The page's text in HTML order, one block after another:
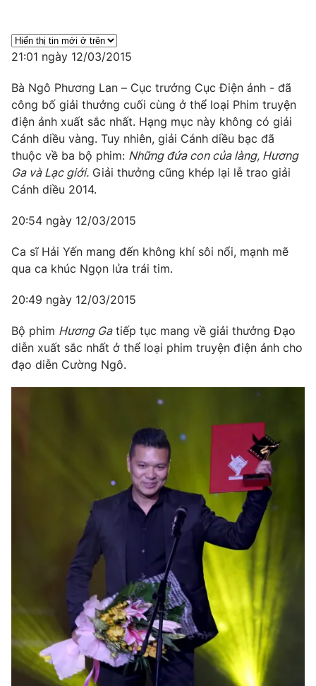
Liên hệ tòa soạn
THỜI BÁO VTV
Theo dõi báo trên
Cơ quan báo chí:Thời báo VTV
Giấy phép hoạt động báo in và báo điện tử số 483/GP-BTTTT
cấp ngày 29/12/2023
Tổng Biên tập:
Vũ Thanh Thủy
Phó Tổng Biên tập:Nguyễn Thị Mỹ Hạnh, Phạm Quốc Thắng,
Tổng đài VTV:024.38 355 931 - 024.38 355 932
Ðiện thoại Thời báo VTV:024.66 897 897
Email:toasoan@vtv.vn
Liên hệ quảng cáo:024-7300.7108
® Cấm sao chép dưới mọi hình thức nếu không có sự chấp
thuận bằng văn bản. Ghi rõ nguồn VTV.vn khi phát hành lại
thông tin từ website này.
21:01 ngày 12/03/2015
Bà Ngô Phương Lan – Cục trưởng Cục Điện ảnh - đã
công bố giải thưởng cuối cùng ở thể loại Phim truyện
điện ảnh xuất sắc nhất. Hạng mục này không có giải
Cánh diều vàng. Tuy nhiên, giải Cánh diều bạc đã
thuộc về ba bộ phim: Những đứa con của làng, Hương
Ga và Lạc giới. Giải thưởng cũng khép lại lễ trao giải
Cánh diều 2014.
20:54 ngày 12/03/2015
Ca sĩ Hải Yến mang đến không khí sôi nổi, mạnh mẽ
qua ca khúc Ngọn lửa trái tim.
20:49 ngày 12/03/2015
Bộ phim Hương Gatiếp tục mang về giải thưởng Đạo
diễn xuất sắc nhất ở thể loại phim truyện điện ảnh cho
đạo diễn Cường Ngô.